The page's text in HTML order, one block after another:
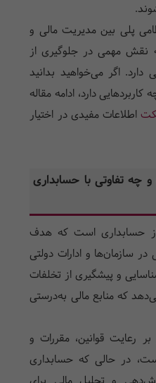
پلی بین مدیریت مالی و
نقش مهمی در جلوگیری از
دارد. اگر می‌خواهید بدانید
دارد، ادامه مقاله
اطلاعات مفیدی در اختیار
چه تفاوتی با حسابداری
از حسابداری است که هدف
سازمان‌ها و ادارات دولتی
و پیشگیری از تخلفات
که منابع مالی به‌درستی
رعایت قوانین، مقررات و
در حالی که حسابداری